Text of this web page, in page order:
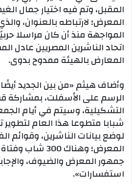
المقبل، وتم فيه اختيار جمال
المعرض؛ لارتباطه بالعنوان،
المواجهة منذ أن كان مراسلا
اتحاد الناشرين المصريين عادل
المعارض بالهيئة ممدوح بدوى.
وأضاف هيثم «من بين الجديد
الرسم على الأسفلت، بمشاركة
التشكيلية، وسيتم في أيام
شبابا متطوعا هذا العام
لوضع بيانات الناشرين، وقوائم
المعرض؛ وهناك
جمهور المعرض والضيوف،
استفسارات».